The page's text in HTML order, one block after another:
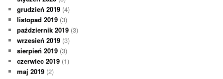
grudzień 2019 (4)
listopad 2019 (3)
październik 2019 (3)
wrzesień 2019 (3)
sierpień 2019 (3)
czerwiec 2019 (1)
maj 2019 (2)